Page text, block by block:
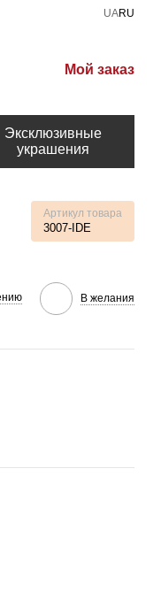
UARU
Мой заказ
Эксклюзивные
украшения
Артикул товара
3007-IDE
В желания